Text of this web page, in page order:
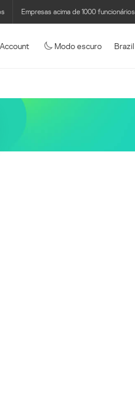
Empresas acima de 1000 funcionários
Modo escuro Brazil